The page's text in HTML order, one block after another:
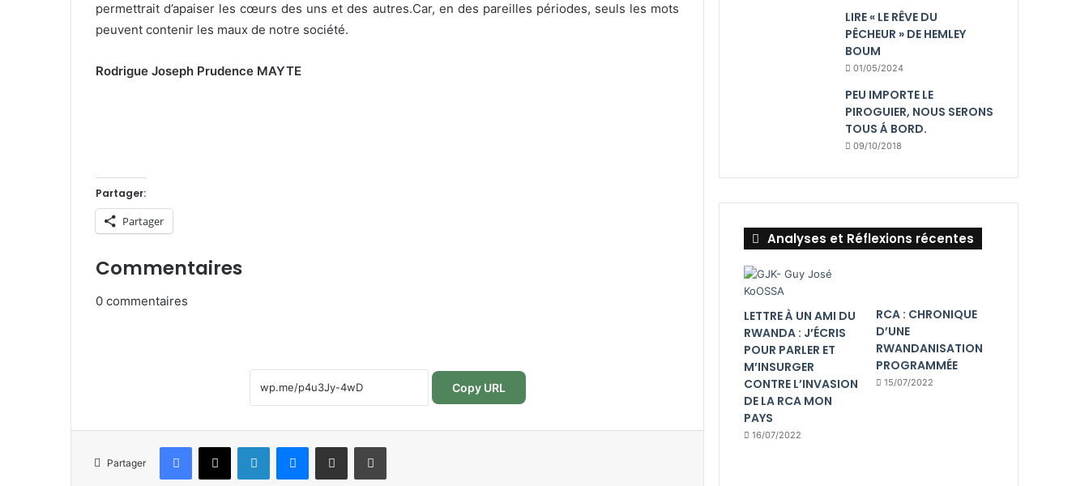
permettrait d’apaiser les cœurs des uns et des autres.Car, en des pareilles périodes, seuls les mots
peuvent contenir les maux de notre société.
Rodrigue Joseph Prudence MAYTE
Partager:
Partager
Commentaires
0 commentaires
Copy URL
Partager
Facebook
X LinkedinMessenger
Partager par email Imprimer
LIRE « LE RÊVE DU
PÊCHEUR » DE HEMLEY
BOUM
01/05/2024
PEU IMPORTE LE
PIROGUIER, NOUS SERONS
TOUS Á BORD.
09/10/2018
Analyses et Réflexions récentes
LETTRE À UN AMI DU
RWANDA : J’ÉCRIS
POUR PARLER ET
M’INSURGER
CONTRE L’INVASION
DE LA RCA MON
PAYS
16/07/2022
RCA : CHRONIQUE
D’UNE
RWANDANISATION
PROGRAMMÉE
15/07/2022